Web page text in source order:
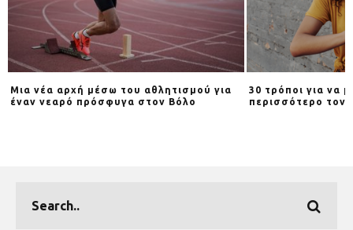
Μια νέα αρχή μέσω του αθλητισμού για
έναν νεαρό πρόσφυγα στον Βόλο
30 τρόποι για να
περισσότερο τον